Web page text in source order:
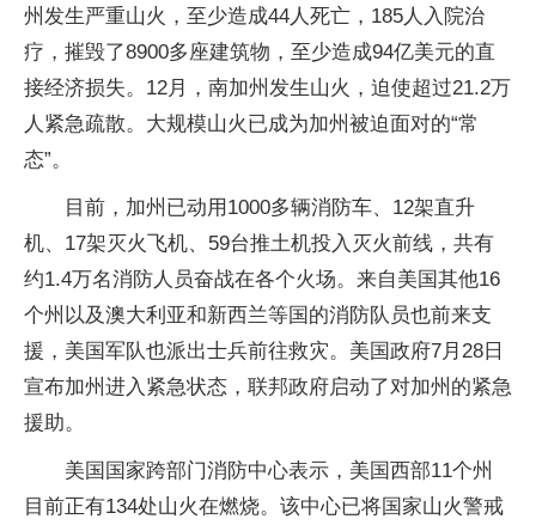
州发生严重山火，至少造成44人死亡，185人入院治
疗，摧毁了8900多座建筑物，至少造成94亿美元的直
接经济损失。12月，南加州发生山火，迫使超过21.2万
人紧急疏散。大规模山火已成为加州被迫面对的“常
态”。
目前，加州已动用1000多辆消防车、12架直升
机、17架灭火飞机、59台推土机投入灭火前线，共有
约1.4万名消防人员奋战在各个火场。来自美国其他16
个州以及澳大利亚和新西兰等国的消防队员也前来支
援，美国军队也派出士兵前往救灾。美国政府7月28日
宣布加州进入紧急状态，联邦政府启动了对加州的紧急
援助。
美国国家跨部门消防中心表示，美国西部11个州
目前正有134处山火在燃烧。该中心已将国家山火警戒